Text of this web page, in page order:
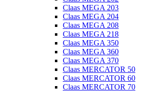
Claas MEGA 203
Claas MEGA 204
Claas MEGA 208
Claas MEGA 218
Claas MEGA 350
Claas MEGA 360
Claas MEGA 370
Claas MERCATOR 50
Claas MERCATOR 60
Claas MERCATOR 70